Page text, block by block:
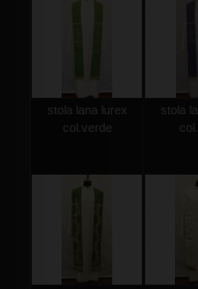
stola lana lurex
col.verde
stola